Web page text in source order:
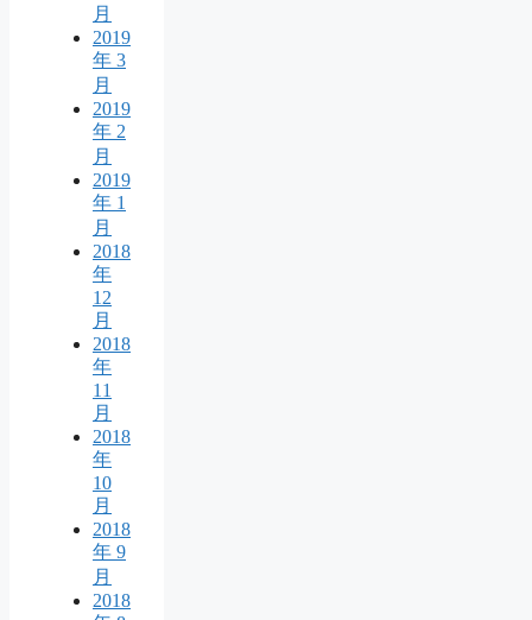
月
2019
年 3
月
2019
年 2
月
2019
年 1
月
2018
年
12
月
2018
年
11
月
2018
年
10
月
2018
年 9
月
2018